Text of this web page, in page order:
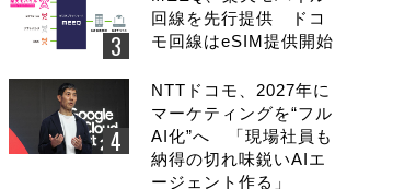
回線を先行提供 ドコ
モ回線はeSIM提供開始
NTTドコモ、2027年に
マーケティングを“フル
AI化”へ 「現場社員も
納得の切れ味鋭いAIエ
ージェント作る」